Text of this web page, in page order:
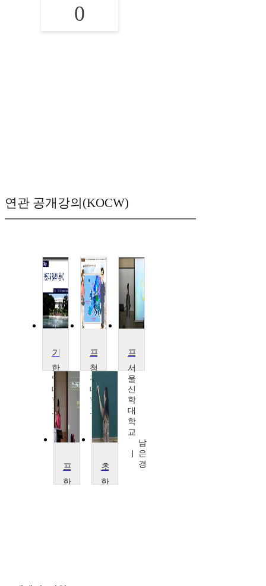
0
연관 공개강의(KOCW)
한
양
대
학
교
규
영
청
주
대
학
교
최
호
열
서
울
신
학
대
학
교
남
은
경
한
한